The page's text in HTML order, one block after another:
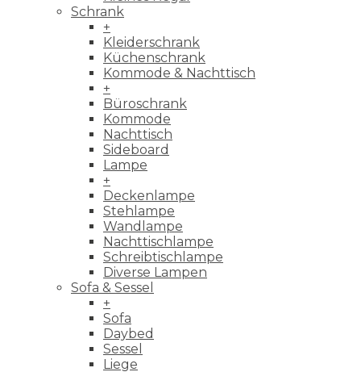
Schrank
+
Kleiderschrank
Küchenschrank
Kommode & Nachttisch
+
Büroschrank
Kommode
Nachttisch
Sideboard
Lampe
+
Deckenlampe
Stehlampe
Wandlampe
Nachttischlampe
Schreibtischlampe
Diverse Lampen
Sofa & Sessel
+
Sofa
Daybed
Sessel
Liege